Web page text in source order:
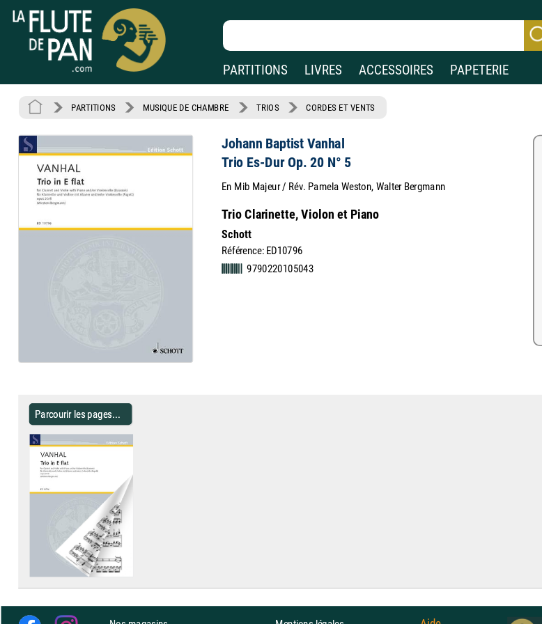
PARTITIONS LIVRES ACCESSOIRES PAPETERIE
PARTITIONS MUSIQUE DE CHAMBRE TRIOS CORDES ET VENTS
Johann Baptist Vanhal
Trio Es-Dur Op. 20 N° 5
En Mib Majeur / Rév. Pamela Weston, Walter Bergmann
Trio Clarinette, Violon et Piano
Schott
Référence: ED10796
9790220105043
Parcourir les pages...